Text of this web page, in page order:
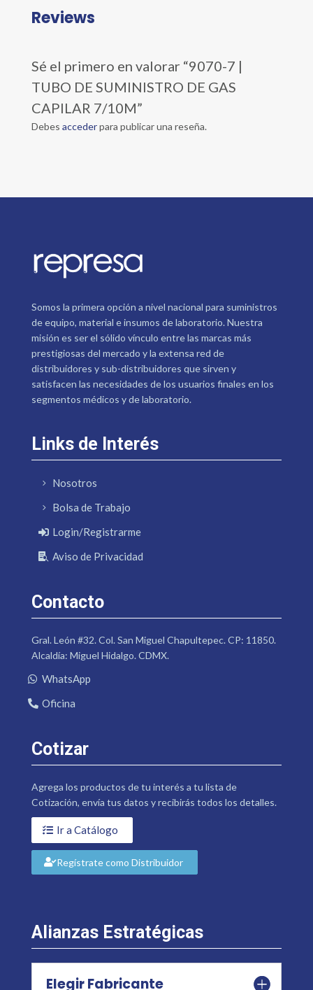
Reviews
Sé el primero en valorar “9070-7 |
TUBO DE SUMINISTRO DE GAS
CAPILAR 7/10M”
Debes accederpara publicar una reseña.
Somos la primera opción a nivel nacional para suministros
de equipo, material e insumos de laboratorio. Nuestra
misión es ser el sólido vínculo entre las marcas más
prestigiosas del mercado y la extensa red de
distribuidores y sub-distribuidores que sirven y
satisfacen las necesidades de los usuarios finales en los
segmentos médicos y de laboratorio.
Links de Interés
Nosotros
Bolsa de Trabajo
Login/Registrarme
Aviso de Privacidad
Contacto
Gral. León #32. Col. San Miguel Chapultepec. CP: 11850.
Alcaldía: Miguel Hidalgo. CDMX.
WhatsApp
Oficina
Cotizar
Agrega los productos de tu interés a tu lista de
Cotización, envía tus datos y recibirás todos los detalles.
Ir a Catálogo
Regístrate como Distribuidor
Alianzas Estratégicas
Elegir Fabricante